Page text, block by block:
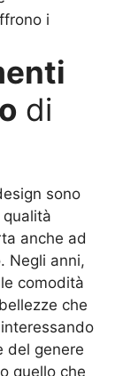
i
di
sono
anche ad
Negli anni,
comodità
che
del genere
quello che